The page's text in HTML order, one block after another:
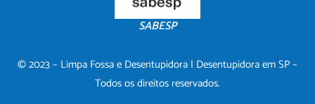
SABESP
© 2023 – Limpa Fossa e Desentupidora | Desentupidora em SP –
Todos os direitos reservados.